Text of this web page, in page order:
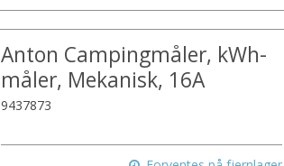
Anton Campingmåler, kWh-
måler, Mekanisk, 16A
9437873